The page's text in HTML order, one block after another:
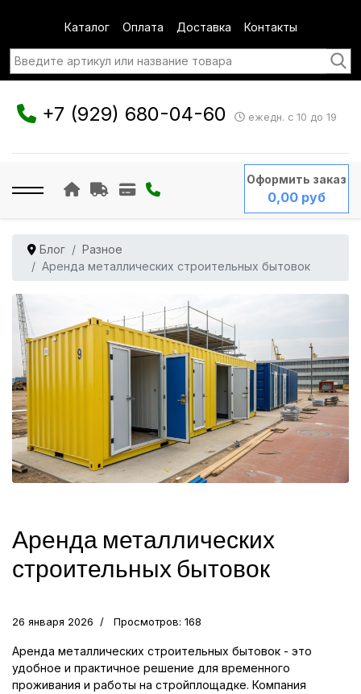
Каталог Оплата Доставка Контакты
+7 (929) 680-04-60 ежедн. с 10 до 19
Оформить заказ
0,00 руб
Блог
Разное
Аренда металлических строительных бытовок
Аренда металлических
строительных бытовок
26 января 2026 Просмотров: 168
Аренда металлических строительных бытовок - это
удобное и практичное решение для временного
проживания и работы на стройплощадке. Компания